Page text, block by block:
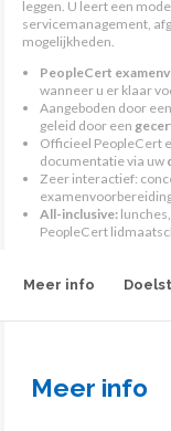
leggen. U leert een
servicemanagement,
mogelijkheden.
PeopleCert
wanneer u er klaar
Aangeboden door een
geleid door een
Officieel PeopleCert
documentatie via uw
Zeer interactief:
All-inclusive:
PeopleCert
Meer info
Meer info